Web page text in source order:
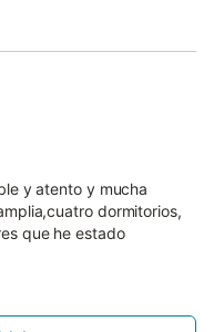
y atento y mucha
dormitorios,
que he estado